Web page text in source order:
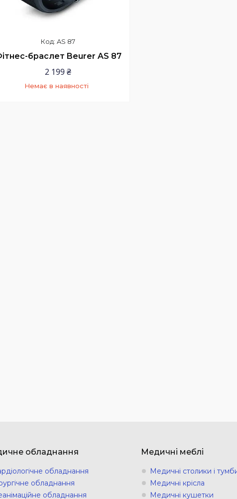
AS 87
браслет Beurer AS 87
2 199 ₴
Немає в наявності
обладнання
обладнання
обладнання
обладнання
Медичні меблі
Медичні столики і
Медичні крісла
Медичні кушетки